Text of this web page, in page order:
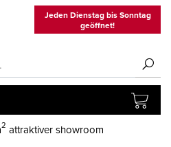
Jeden Dienstag bis Sonntag
geöffnet!
2 attraktiver showroom